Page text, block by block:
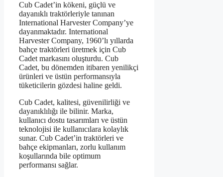
Cub Cadet’in kökeni, güçlü ve
dayanıklı traktörleriyle tanınan
International Harvester Company’ye
dayanmaktadır. International
Harvester Company, 1960’lı yıllarda
bahçe traktörleri üretmek için Cub
Cadet markasını oluşturdu. Cub
Cadet, bu dönemden itibaren yenilikçi
ürünleri ve üstün performansıyla
tüketicilerin gözdesi haline geldi.
Cub Cadet, kalitesi, güvenilirliği ve
dayanıklılığı ile bilinir. Marka,
kullanıcı dostu tasarımları ve üstün
teknolojisi ile kullanıcılara kolaylık
sunar. Cub Cadet’in traktörleri ve
bahçe ekipmanları, zorlu kullanım
koşullarında bile optimum
performansı sağlar.